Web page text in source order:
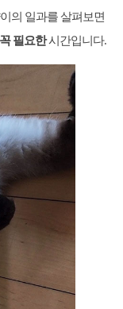
의 일과를 살펴보면
필요한시간입니다.